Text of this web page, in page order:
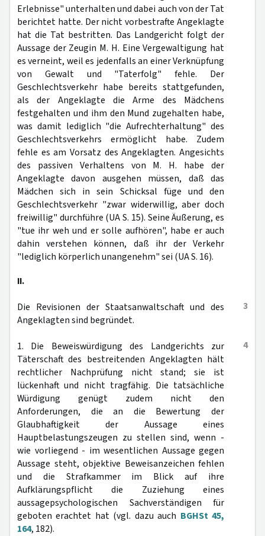
Erlebnisse" unterhalten und dabei auch von der Tat
berichtet hatte. Der nicht vorbestrafte Angeklagte
hat die Tat bestritten. Das Landgericht folgt der
Aussage der Zeugin M. H. Eine Vergewaltigung hat
es verneint, weil es jedenfalls an einer Verknüpfung
von Gewalt und "Taterfolg" fehle. Der
Geschlechtsverkehr habe bereits stattgefunden,
als der Angeklagte die Arme des Mädchens
festgehalten und ihm den Mund zugehalten habe,
was damit lediglich "die Aufrechterhaltung" des
Geschlechtsverkehrs ermöglicht habe. Zudem
fehle es am Vorsatz des Angeklagten. Angesichts
des passiven Verhaltens von M. H. habe der
Angeklagte davon ausgehen müssen, daß das
Mädchen sich in sein Schicksal füge und den
Geschlechtsverkehr "zwar widerwillig, aber doch
freiwillig" durchführe (UA S. 15). Seine Äußerung, es
"tue ihr weh und er solle aufhören", habe er auch
dahin verstehen können, daß ihr der Verkehr
"lediglich körperlich unangenehm" sei (UA S. 16).
II.
3
Die Revisionen der Staatsanwaltschaft und des
Angeklagten sind begründet.
4
1. Die Beweiswürdigung des Landgerichts zur
Täterschaft des bestreitenden Angeklagten hält
rechtlicher Nachprüfung nicht stand; sie ist
lückenhaft und nicht tragfähig. Die tatsächliche
Würdigung genügt zudem nicht den
Anforderungen, die an die Bewertung der
Glaubhaftigkeit der Aussage eines
Hauptbelastungszeugen zu stellen sind, wenn -
wie vorliegend - im wesentlichen Aussage gegen
Aussage steht, objektive Beweisanzeichen fehlen
und die Strafkammer im Blick auf ihre
Aufklärungspflicht die Zuziehung eines
aussagepsychologischen Sachverständigen für
geboten erachtet hat (vgl. dazu auch BGHSt 45,
164, 182).